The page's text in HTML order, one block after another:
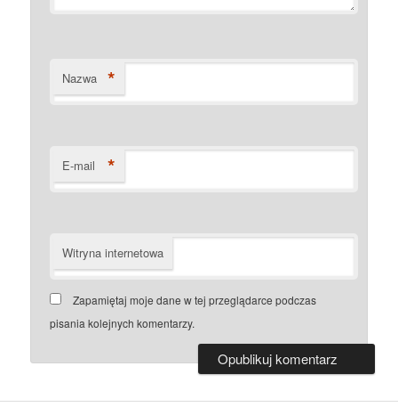
Nazwa *
E-mail *
Witryna internetowa
Zapamiętaj moje dane w tej przeglądarce podczas
pisania kolejnych komentarzy.